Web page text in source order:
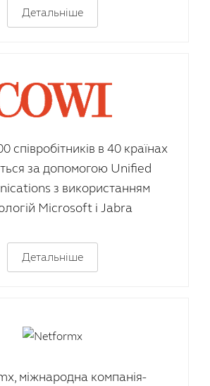
Детальніше
співробітників в 40 країнах
за допомогою Unified
з використанням
Microsoft і Jabra
Детальніше
міжнародна компанія-